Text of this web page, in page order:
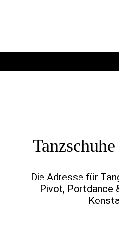
Die Adresse für
Pivot, Portdance